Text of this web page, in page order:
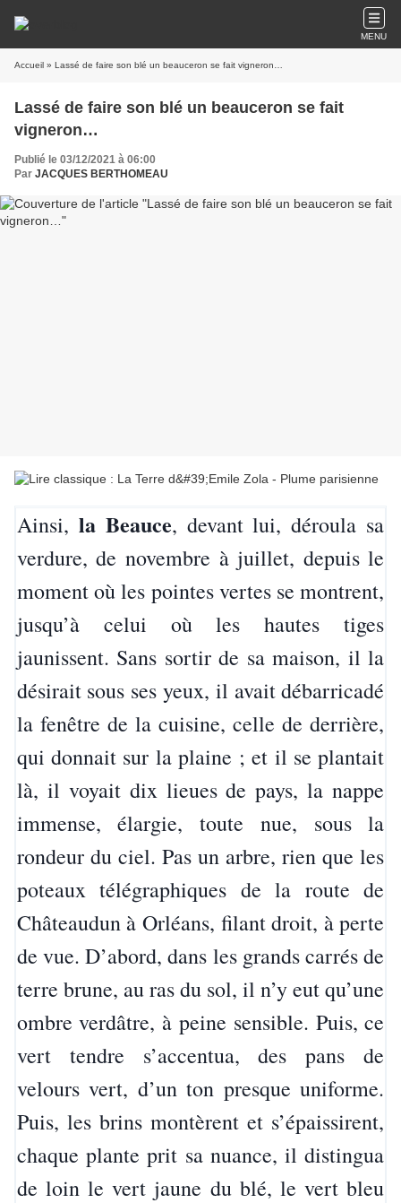
MENU
Accueil » Lassé de faire son blé un beauceron se fait vigneron…
Lassé de faire son blé un beauceron se fait
vigneron…
Publié le 03/12/2021 à 06:00
Par JACQUES BERTHOMEAU
Ainsi, la Beauce, devant lui, déroula sa
verdure, de novembre à juillet, depuis le
moment où les pointes vertes se montrent,
jusqu’à celui où les hautes tiges
jaunissent. Sans sortir de sa maison, il la
désirait sous ses yeux, il avait débarricadé
la fenêtre de la cuisine, celle de derrière,
qui donnait sur la plaine ; et il se plantait
là, il voyait dix lieues de pays, la nappe
immense, élargie, toute nue, sous la
rondeur du ciel. Pas un arbre, rien que les
poteaux télégraphiques de la route de
Châteaudun à Orléans, filant droit, à perte
de vue. D’abord, dans les grands carrés de
terre brune, au ras du sol, il n’y eut qu’une
ombre verdâtre, à peine sensible. Puis, ce
vert tendre s’accentua, des pans de
velours vert, d’un ton presque uniforme.
Puis, les brins montèrent et s’épaissirent,
chaque plante prit sa nuance, il distingua
de loin le vert jaune du blé, le vert bleu